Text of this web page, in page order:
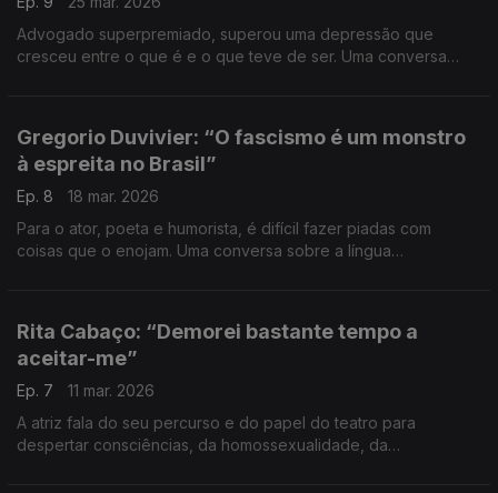
Advogado superpremiado, superou uma depressão que
cresceu entre o que é e o que teve de ser. Uma conversa
Gregorio Duvivier: “O fascismo é um monstro
à espreita no Brasil”
Ep. 8
18 mar. 2026
Para o ator, poeta e humorista, é difícil fazer piadas com
coisas que o enojam. Uma conversa sobre a língua
Rita Cabaço: “Demorei bastante tempo a
aceitar-me”
Ep. 7
11 mar. 2026
A atriz fala do seu percurso e do papel do teatro para
despertar consciências, da homossexualidade, da